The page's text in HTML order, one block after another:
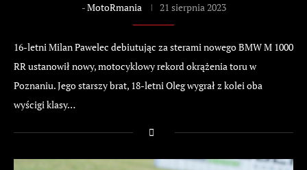
-MotoRmania 21 sierpnia 2023
16-letni Milan Pawelec debiutując za sterami nowego BMW M 1000
RR ustanowił nowy, motocyklowy rekord okrążenia toru w
Poznaniu. Jego starszy brat, 18-letni Oleg wygrał z kolei oba
wyścigi klasy…